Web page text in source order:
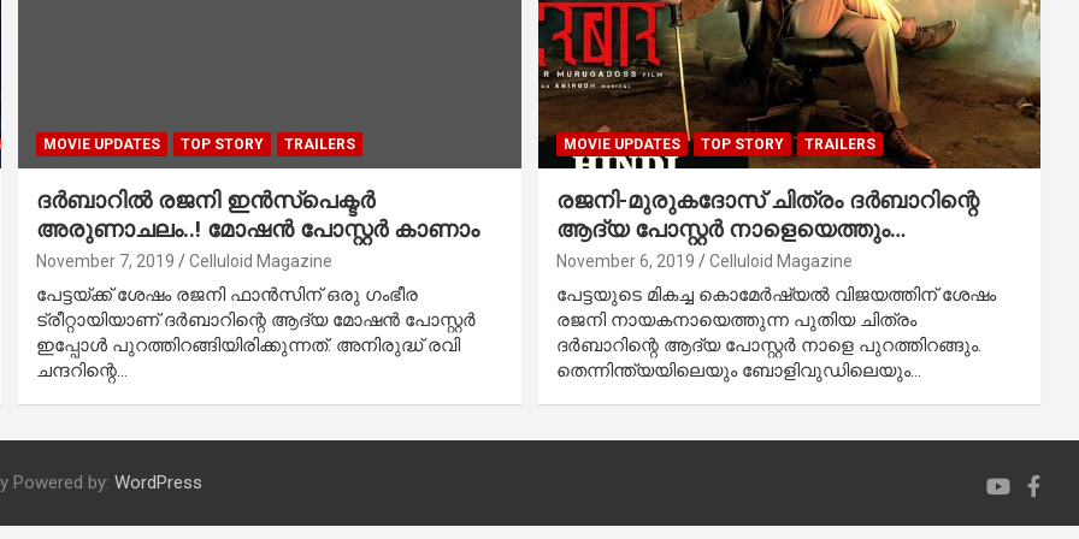
MOVIE UPDATES TOP STORY TRAILERS
ദര്‍ബാറില്‍ രജനി ഇന്‍സ്‌പെക്ടര്‍
അരുണാചലം..! മോഷന്‍ പോസ്റ്റര്‍ കാണാം
November 7, 2019 Celluloid Magazine
പേട്ടയ്ക്ക് ശേഷം രജനി ഫാന്‍സിന് ഒരു ഗംഭീര
ട്രീറ്റായിയാണ് ദര്‍ബാറിന്റെ ആദ്യ മോഷന്‍ പോസ്റ്റര്‍
ഇപ്പോള്‍ പുറത്തിറങ്ങിയിരിക്കുന്നത്. അനിരുദ്ധ് രവി
ചന്ദറിന്റെ…
MOVIE UPDATES TOP STORY TRAILERS
രജനി-മുരുകദോസ് ചിത്രം ദര്‍ബാറിന്റെ
ആദ്യ പോസ്റ്റര്‍ നാളെയെത്തും…
November 6, 2019 Celluloid Magazine
പേട്ടയുടെ മികച്ച കൊമേര്‍ഷ്യല്‍ വിജയത്തിന് ശേഷം
രജനി നായകനായെത്തുന്ന പുതിയ ചിത്രം
ദര്‍ബാറിന്റെ ആദ്യ പോസ്റ്റര്‍ നാളെ പുറത്തിറങ്ങും.
തെന്നിന്ത്യയിലെയും ബോളിവുഡിലെയും…
Powered by: WordPress